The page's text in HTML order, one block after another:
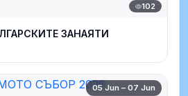
102
ЗАНАЯТИ
05 Jun – 07 Jun